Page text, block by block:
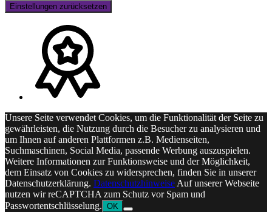
Einstellungen zurücksetzen
Unsere Seite verwendet Cookies, um die Funktionalität der Seite zu
gewährleisten, die Nutzung durch die Besucher zu analysieren und
um Ihnen auf anderen Plattformen z.B. Medienseiten,
Suchmaschinen, Social Media, passende Werbung auszuspielen.
Weitere Informationen zur Funktionsweise und der Möglichkeit,
dem Einsatz von Cookies zu widersprechen, finden Sie in unserer
Datenschutzerklärung. DatenschutzhinweiseAuf unserer Webseite
nutzen wir reCAPTCHA zum Schutz vor Spam und
Passwortentschlüsselung. OK